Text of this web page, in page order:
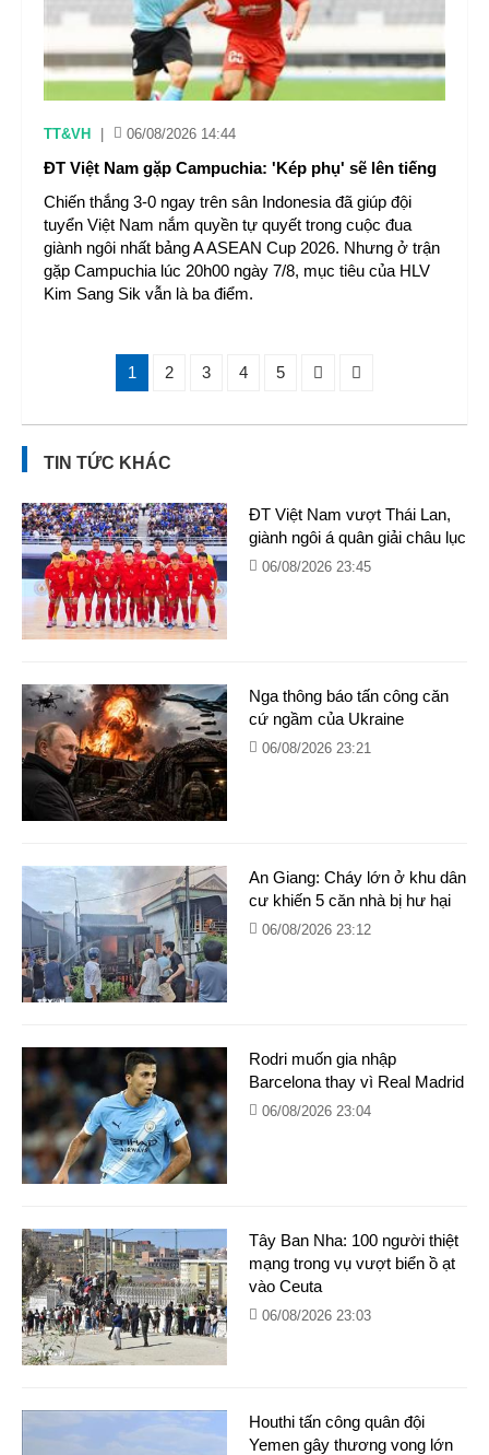
TT&VH 06/08/2026 14:44
ĐT Việt Nam gặp Campuchia: 'Kép phụ' sẽ lên tiếng
Chiến thắng 3-0 ngay trên sân Indonesia đã giúp đội
tuyển Việt Nam nắm quyền tự quyết trong cuộc đua
giành ngôi nhất bảng A ASEAN Cup 2026. Nhưng ở trận
gặp Campuchia lúc 20h00 ngày 7/8, mục tiêu của HLV
Kim Sang Sik vẫn là ba điểm.
1 2 3 4 5
TIN TỨC KHÁC
ĐT Việt Nam vượt Thái Lan,
giành ngôi á quân giải châu lục
06/08/2026 23:45
Nga thông báo tấn công căn
cứ ngầm của Ukraine
06/08/2026 23:21
An Giang: Cháy lớn ở khu dân
cư khiến 5 căn nhà bị hư hại
06/08/2026 23:12
Rodri muốn gia nhập
Barcelona thay vì Real Madrid
06/08/2026 23:04
Tây Ban Nha: 100 người thiệt
mạng trong vụ vượt biển ồ ạt
vào Ceuta
06/08/2026 23:03
Houthi tấn công quân đội
Yemen gây thương vong lớn